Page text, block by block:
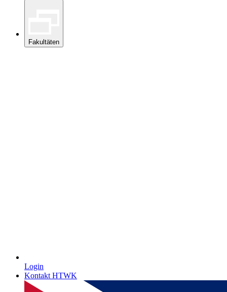
Fakultäten
Login
Kontakt HTWK